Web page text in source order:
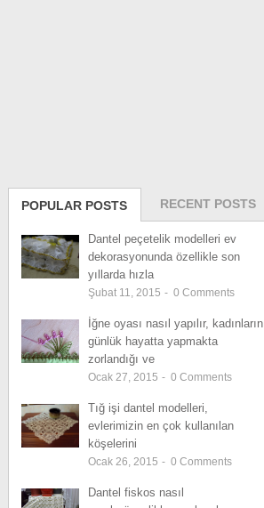
POPULAR POSTS RECENT POSTS
Dantel peçetelik modelleri ev
dekorasyonunda özellikle son
yıllarda hızla
Şubat 11, 2015 - 0 Comments
İğne oyası nasıl yapılır, kadınların
günlük hayatta yapmakta
zorlandığı ve
Ocak 27, 2015 - 0 Comments
Tığ işi dantel modelleri,
evlerimizin en çok kullanılan
köşelerini
Ocak 26, 2015 - 0 Comments
Dantel fiskos nasıl